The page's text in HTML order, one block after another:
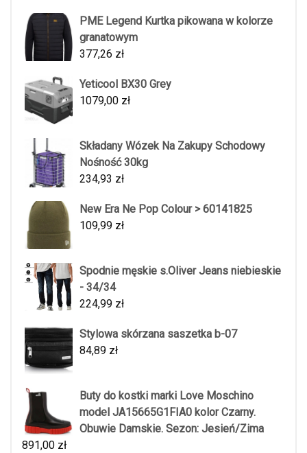
PME Legend Kurtka pikowana w kolorze
granatowym
377,26 zł
Yeticool BX30 Grey
1079,00 zł
Składany Wózek Na Zakupy Schodowy
Nośność 30kg
234,93 zł
New Era Ne Pop Colour > 60141825
109,99 zł
Spodnie męskie s.Oliver Jeans niebieskie
- 34/34
224,99 zł
Stylowa skórzana saszetka b-07
84,89 zł
Buty do kostki marki Love Moschino
model JA15665G1FIA0 kolor Czarny.
Obuwie Damskie. Sezon: Jesień/Zima
891,00 zł